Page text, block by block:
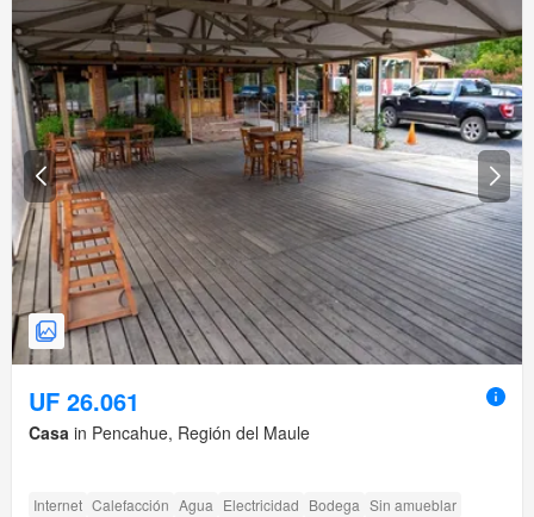
UF 26.061
Casa in Pencahue, Región del Maule
Internet Calefacción Agua Electricidad Bodega Sin amueblar